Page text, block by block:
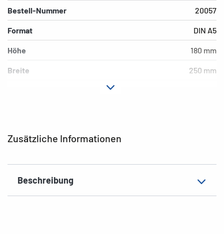
Zusätzliche Informationen
Beschreibung
Bestell-Nummer 20057
Format DIN A5
Höhe 180 mm
Breite 250 mm